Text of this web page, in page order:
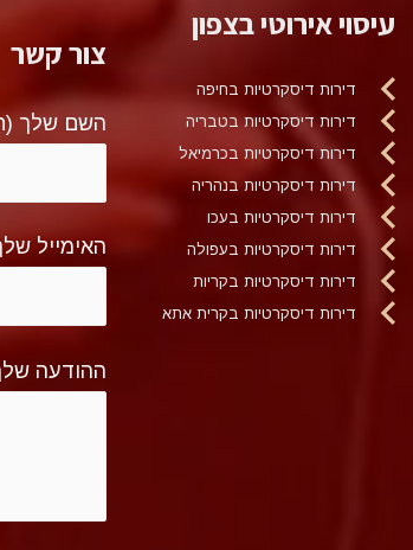
עיסוי אירוטי בצפון
דירות דיסקרטיות בחיפה
דירות דיסקרטיות בטבריה
דירות דיסקרטיות בכרמיאל
דירות דיסקרטיות בנהריה
דירות דיסקרטיות בעכו
דירות דיסקרטיות בעפולה
דירות דיסקרטיות בקריות
דירות דיסקרטיות בקרית אתא
צור קשר
השם שלך
האימייל
ההודעה